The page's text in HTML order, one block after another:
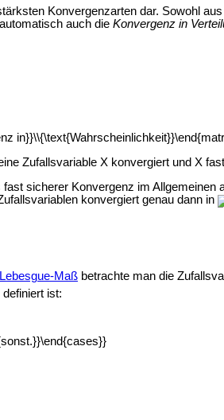
Konvergenzarten dar. Sowohl aus
auch die Konvergenz in
Zufallsvariable X konvergiert und X
sicherer Konvergenz im
konvergiert genau dann in
Maßbetrachte man die
ist: